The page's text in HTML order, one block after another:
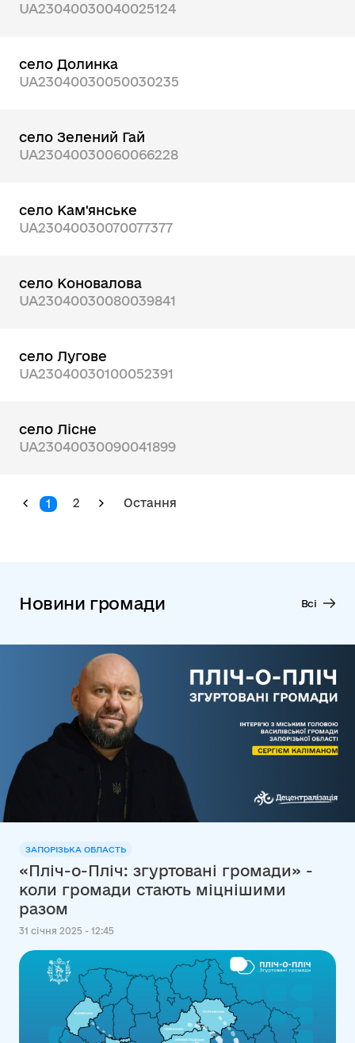
UA23040030040025124
село Долинка
UA23040030050030235
село Зелений Гай
UA23040030060066228
село Кам'янське
UA23040030070077377
село Коновалова
UA23040030080039841
село Лугове
UA23040030100052391
село Лісне
UA23040030090041899
1 2 Остання
Новини громади Всі
ЗАПОРІЗЬКА ОБЛАСТЬ
«Пліч-о-Пліч: згуртовані громади» -
коли громади стають міцнішими
разом
31 січня 2025 - 12:45